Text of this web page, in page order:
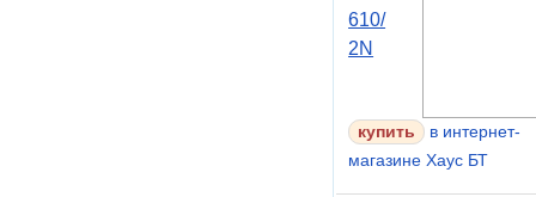
610/
2N
в интернет-
магазине Хаус БТ